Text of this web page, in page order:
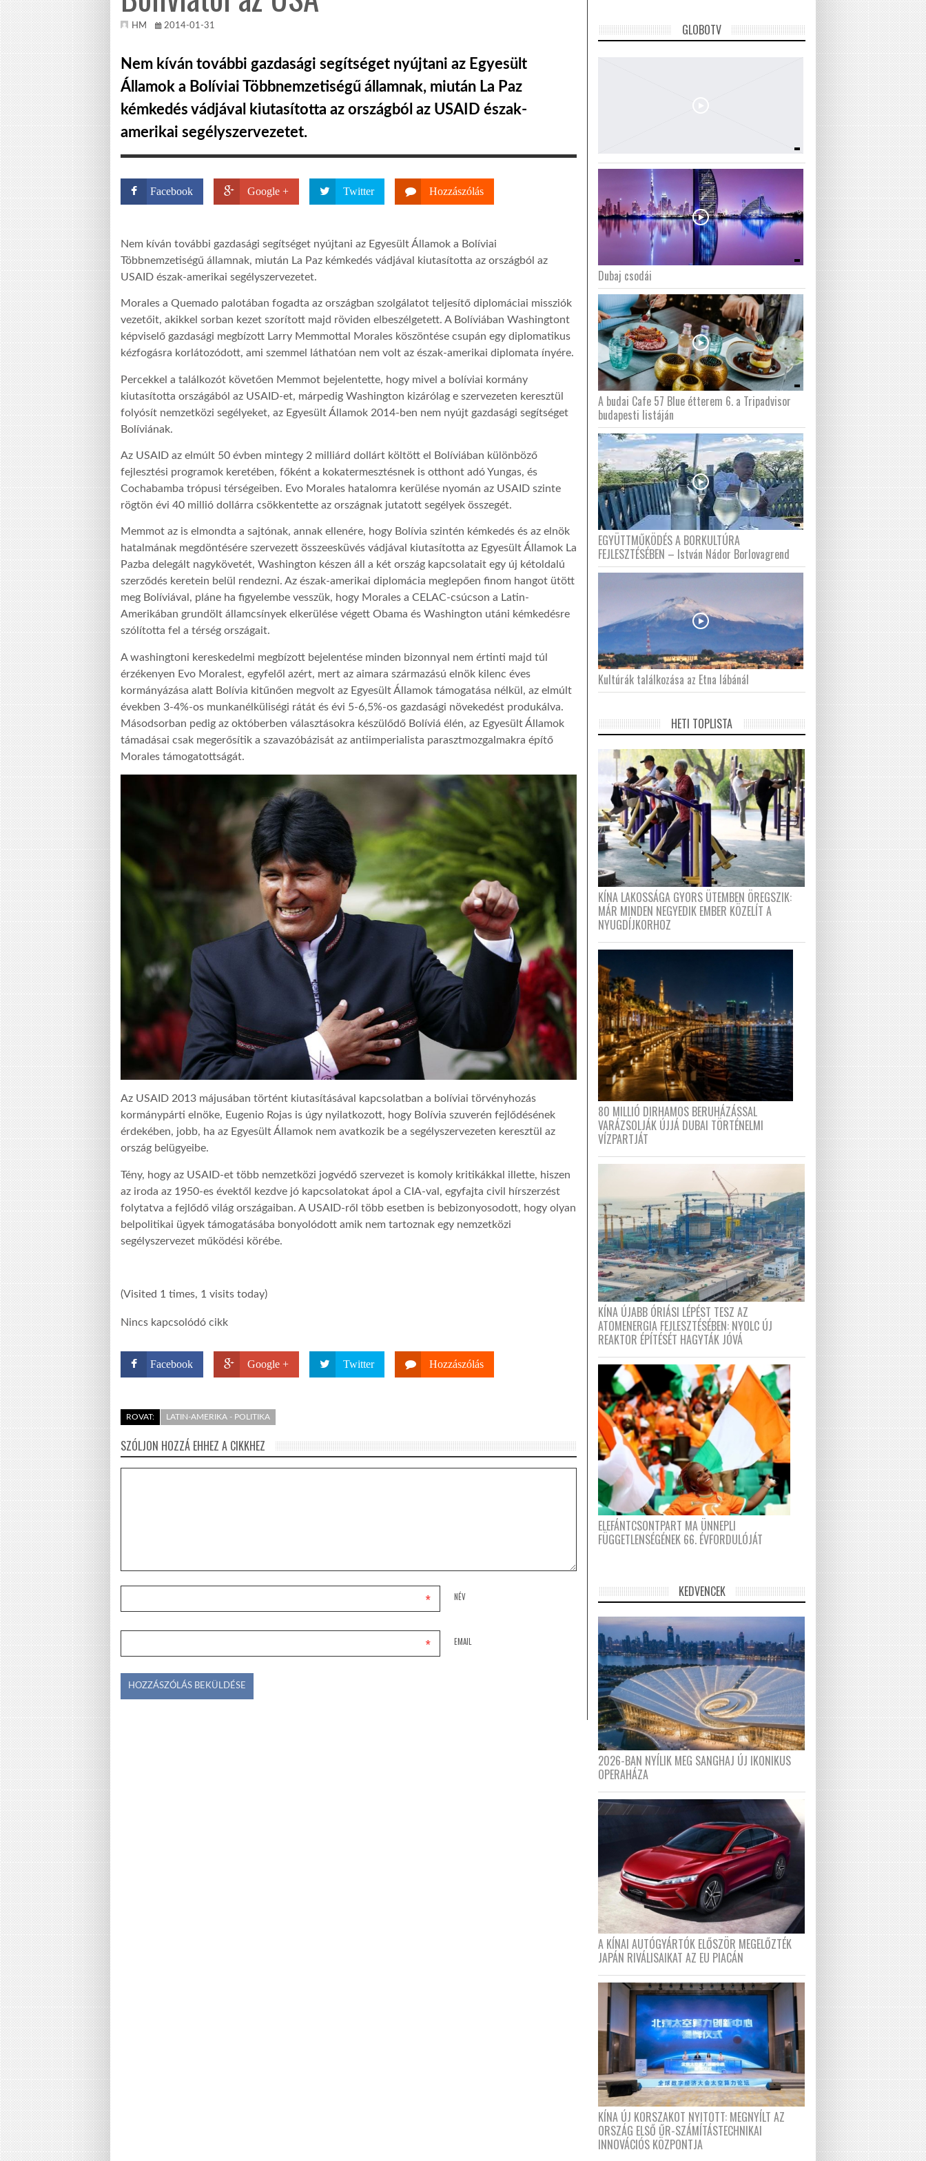
HM 2014-01-31
Nem kíván további gazdasági segítséget nyújtani az Egyesült
Államok a Bolíviai Többnemzetiségű államnak, miután La Paz
kémkedés vádjával kiutasította az országból az USAID észak-
amerikai segélyszervezetet.
Facebook Google + Twitter Hozzászólás
Nem kíván további gazdasági segítséget nyújtani az Egyesült Államok a Bolíviai
Többnemzetiségű államnak, miután La Paz kémkedés vádjával kiutasította az országból az
USAID észak-amerikai segélyszervezetet.
Morales a Quemado palotában fogadta az országban szolgálatot teljesítő diplomáciai missziók
vezetőit, akikkel sorban kezet szorított majd röviden elbeszélgetett. A Bolíviában Washingtont
képviselő gazdasági megbízott Larry Memmottal Morales köszöntése csupán egy diplomatikus
kézfogásra korlátozódott, ami szemmel láthatóan nem volt az észak-amerikai diplomata ínyére.
Percekkel a találkozót követően Memmot bejelentette, hogy mivel a bolíviai kormány
kiutasította országából az USAID-et, márpedig Washington kizárólag e szervezeten keresztül
folyósít nemzetközi segélyeket, az Egyesült Államok 2014-ben nem nyújt gazdasági segítséget
Bolíviának.
Az USAID az elmúlt 50 évben mintegy 2 milliárd dollárt költött el Bolíviában különböző
fejlesztési programok keretében, főként a kokatermesztésnek is otthont adó Yungas, és
Cochabamba trópusi térségeiben. Evo Morales hatalomra kerülése nyomán az USAID szinte
rögtön évi 40 millió dollárra csökkentette az országnak jutatott segélyek összegét.
Memmot az is elmondta a sajtónak, annak ellenére, hogy Bolívia szintén kémkedés és az elnök
hatalmának megdöntésére szervezett összeesküvés vádjával kiutasította az Egyesült Államok La
Pazba delegált nagykövetét, Washington készen áll a két ország kapcsolatait egy új kétoldalú
szerződés keretein belül rendezni. Az észak-amerikai diplomácia meglepően finom hangot ütött
meg Bolíviával, pláne ha figyelembe vesszük, hogy Morales a CELAC-csúcson a Latin-
Amerikában grundölt államcsínyek elkerülése végett Obama és Washington utáni kémkedésre
szólította fel a térség országait.
A washingtoni kereskedelmi megbízott bejelentése minden bizonnyal nem értinti majd túl
érzékenyen Evo Moralest, egyfelől azért, mert az aimara származású elnök kilenc éves
kormányázása alatt Bolívia kitűnően megvolt az Egyesült Államok támogatása nélkül, az elmúlt
években 3-4%-os munkanélküliségi rátát és évi 5-6,5%-os gazdasági növekedést produkálva.
Másodsorban pedig az októberben választásokra készülődő Bolíviá élén, az Egyesült Államok
támadásai csak megerősítik a szavazóbázisát az antiimperialista parasztmozgalmakra építő
Morales támogatottságát.
Az USAID 2013 májusában történt kiutasításával kapcsolatban a bolíviai törvényhozás
kormánypárti elnöke, Eugenio Rojas is úgy nyilatkozott, hogy Bolívia szuverén fejlődésének
érdekében, jobb, ha az Egyesült Államok nem avatkozik be a segélyszervezeten keresztül az
ország belügyeibe.
Tény, hogy az USAID-et több nemzetközi jogvédő szervezet is komoly kritikákkal illette, hiszen
az iroda az 1950-es évektől kezdve jó kapcsolatokat ápol a CIA-val, egyfajta civil hírszerzést
folytatva a fejlődő világ országaiban. A USAID-ről több esetben is bebizonyosodott, hogy olyan
belpolitikai ügyek támogatásába bonyolódott amik nem tartoznak egy nemzetközi
segélyszervezet működési körébe.
(Visited 1 times, 1 visits today)
Nincs kapcsolódó cikk
Facebook Google + Twitter Hozzászólás
ROVAT: LATIN-AMERIKA - POLITIKA
SZÓLJON HOZZÁ EHHEZ A CIKKHEZ
NÉV
*
EMAIL
*
GLOBOTV
Dubaj csodái
A budai Cafe 57 Blue étterem 6. a Tripadvisor
budapesti listáján
EGYÜTTMŰKÖDÉS A BORKULTÚRA
FEJLESZTÉSÉBEN – István Nádor Borlovagrend
Kultúrák találkozása az Etna lábánál
HETI TOPLISTA
KÍNA LAKOSSÁGA GYORS ÜTEMBEN ÖREGSZIK:
MÁR MINDEN NEGYEDIK EMBER KÖZELÍT A
NYUGDÍJKORHOZ
80 MILLIÓ DIRHAMOS BERUHÁZÁSSAL
VARÁZSOLJÁK ÚJJÁ DUBAI TÖRTÉNELMI
VÍZPARTJÁT
KÍNA ÚJABB ÓRIÁSI LÉPÉST TESZ AZ
ATOMENERGIA FEJLESZTÉSÉBEN: NYOLC ÚJ
REAKTOR ÉPÍTÉSÉT HAGYTÁK JÓVÁ
ELEFÁNTCSONTPART MA ÜNNEPLI
FÜGGETLENSÉGÉNEK 66. ÉVFORDULÓJÁT
KEDVENCEK
2026-BAN NYÍLIK MEG SANGHAJ ÚJ IKONIKUS
OPERAHÁZA
A KÍNAI AUTÓGYÁRTÓK ELŐSZÖR MEGELŐZTÉK
JAPÁN RIVÁLISAIKAT AZ EU PIACÁN
KÍNA ÚJ KORSZAKOT NYITOTT: MEGNYÍLT AZ
ORSZÁG ELSŐ ŰR-SZÁMÍTÁSTECHNIKAI
INNOVÁCIÓS KÖZPONTJA